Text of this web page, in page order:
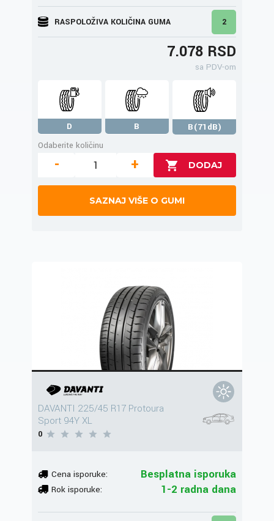
RASPOLOŽIVA KOLIČINA GUMA 2
7.078 RSD
sa PDV-om
D B
B(71dB)
Odaberite količinu
- +
SAZNAJ VIŠE O GUMI
DAVANTI 225/45 R17 Protoura
Sport 94Y XL
0
Cena isporuke: Besplatna isporuka
Rok isporuke: 1-2 radna dana